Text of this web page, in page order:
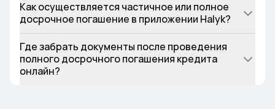
Как осуществляется частичное или полное
досрочное погашение в приложении Halyk?
Где забрать документы после проведения
полного досрочного погашения кредита
онлайн?